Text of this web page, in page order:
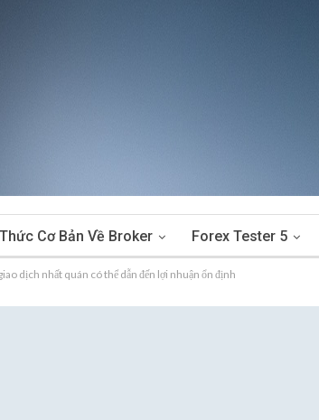
Cơ Bản Về Broker Forex Tester 5
dịch nhất quán có thể dẫn đến lợi nhuận ổn định